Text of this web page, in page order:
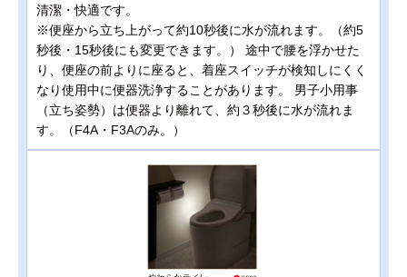
清潔・快適です。
※便座から立ち上がって約10秒後に水が流れます。（約5
秒後・15秒後にも変更できます。） 途中で腰を浮かせた
り、便座の前よりに座ると、着座スイッチが検知しにくく
なり使用中に便器洗浄することがあります。 男子小用事
（立ち姿勢）は便器より離れて、約３秒後に水が流れま
す。（F4A・F3Aのみ。）